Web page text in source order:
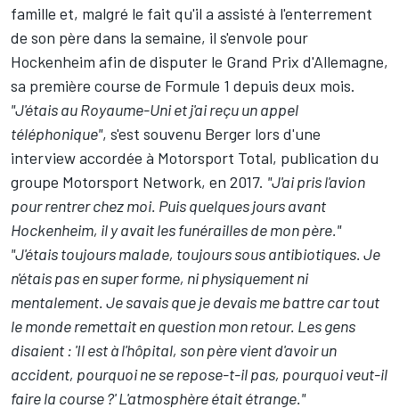
famille et, malgré le fait qu'il a assisté à l'enterrement
de son père dans la semaine, il s'envole pour
Hockenheim afin de disputer le Grand Prix d'Allemagne,
sa première course de Formule 1 depuis deux mois.
"J'étais au Royaume-Uni et j'ai reçu un appel
téléphonique", s'est souvenu Berger lors d'une
interview accordée à Motorsport Total, publication du
groupe Motorsport Network, en 2017. "J'ai pris l'avion
pour rentrer chez moi. Puis quelques jours avant
Hockenheim, il y avait les funérailles de mon père."
"J'étais toujours malade, toujours sous antibiotiques. Je
n'étais pas en super forme, ni physiquement ni
mentalement. Je savais que je devais me battre car tout
le monde remettait en question mon retour. Les gens
disaient : 'Il est à l'hôpital, son père vient d'avoir un
accident, pourquoi ne se repose-t-il pas, pourquoi veut-il
faire la course ?' L'atmosphère était étrange."